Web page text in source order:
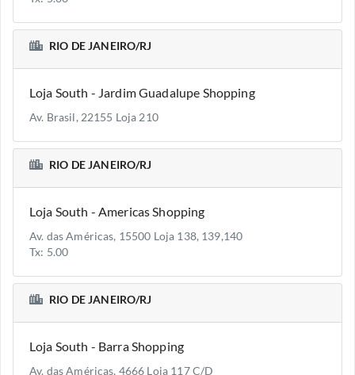
RIO DE JANEIRO/RJ
Loja South - Jardim Guadalupe Shopping
Av. Brasil, 22155 Loja 210
RIO DE JANEIRO/RJ
Loja South - Americas Shopping
Av. das Américas, 15500 Loja 138, 139,140
Tx: 5.00
RIO DE JANEIRO/RJ
Loja South - Barra Shopping
Av. das Américas, 4666 Loja 117 C/D